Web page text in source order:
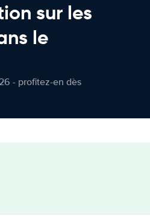
sur les
le
- profitez-en dès